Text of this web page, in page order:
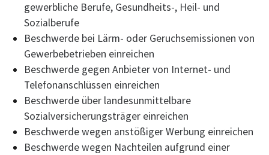
gewerbliche Berufe, Gesundheits-, Heil- und
Sozialberufe
Beschwerde bei Lärm- oder Geruchsemissionen von
Gewerbebetrieben einreichen
Beschwerde gegen Anbieter von Internet- und
Telefonanschlüssen einreichen
Beschwerde über landesunmittelbare
Sozialversicherungsträger einreichen
Beschwerde wegen anstößiger Werbung einreichen
Beschwerde wegen Nachteilen aufgrund einer